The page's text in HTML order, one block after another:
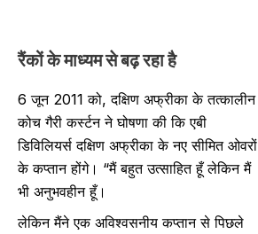
रैंकों के माध्यम से बढ़ रहा है
6 जून 2011 को, दक्षिण अफ्रीका के तत्कालीन
कोच गैरी कर्स्टन ने घोषणा की कि एबी
डिविलियर्स दक्षिण अफ्रीका के नए सीमित ओवरों
के कप्तान होंगे। “मैं बहुत उत्साहित हूँ लेकिन मैं
भी अनुभवहीन हूँ।
लेकिन मैंने एक अविश्वसनीय कप्तान से पिछले